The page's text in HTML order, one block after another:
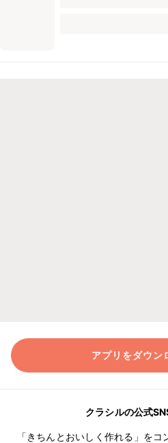
アプリをダウン
クラシルの公式
「きちんとおいしく作れる」を